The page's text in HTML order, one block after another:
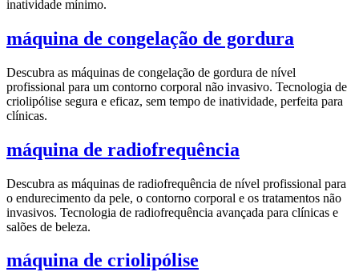
inatividade mínimo.
máquina de congelação de gordura
Descubra as máquinas de congelação de gordura de nível
profissional para um contorno corporal não invasivo. Tecnologia de
criolipólise segura e eficaz, sem tempo de inatividade, perfeita para
clínicas.
máquina de radiofrequência
Descubra as máquinas de radiofrequência de nível profissional para
o endurecimento da pele, o contorno corporal e os tratamentos não
invasivos. Tecnologia de radiofrequência avançada para clínicas e
salões de beleza.
máquina de criolipólise